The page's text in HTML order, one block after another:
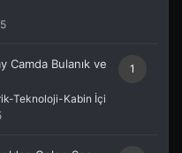
1
Camda Bulanık ve
Teknoloji-Kabin İçi